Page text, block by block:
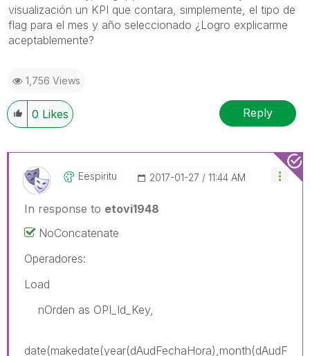
visualización un KPI que contara, simplemente, el tipo de
flag para el mes y año seleccionado ¿Logro explicarme
aceptablemente?
1,756 Views
0 Likes Reply
Eespiritu ‎2017-01-27 11:44 AM
In response to etovi1948
NoConcatenate
Operadores:
Load
nOrden as OPI_Id_Key,
date(makedate(year(dAudFechaHora),month(dAudF